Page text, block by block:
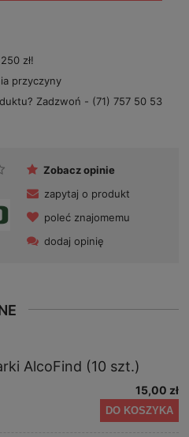
zł!
przyczyny
Zadzwoń - (71) 757 50 53
Zobacz opinie
zapytaj o produkt
poleć znajomemu
dodaj opinię
AlcoFind (10 szt.)
15,00 zł
DO KOSZYKA